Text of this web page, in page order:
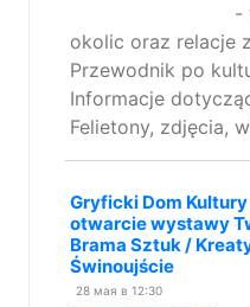
-
okolic oraz relacje
Przewodnik po
Informacje
Felietony, zdjęcia,
Gryficki Dom
otwarcie wystawy
Brama Sztuk /
Świnoujście
28 мая в 12:30